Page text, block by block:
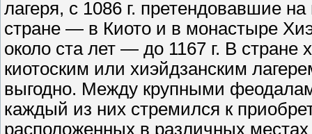
лагеря, с 1086 г. претендовавшие
стране — в Киото и в монастыре
около ста лет — до 1167 г. В
киотоским или хиэйдзанским
выгодно. Между крупными
каждый из них стремился к
расположенных в различных